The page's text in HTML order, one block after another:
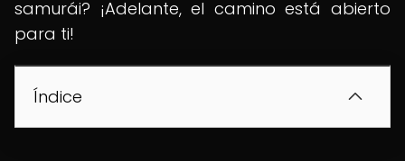
samurái? ¡Adelante, el camino está abierto
para ti!
Índice